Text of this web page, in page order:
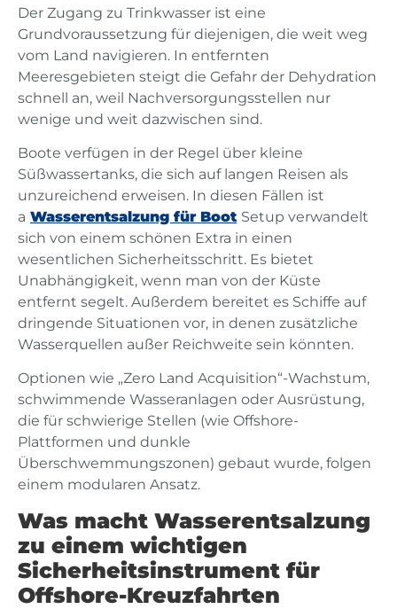
Der Zugang zu Trinkwasser ist eine
Grundvoraussetzung für diejenigen, die weit weg
vom Land navigieren. In entfernten
Meeresgebieten steigt die Gefahr der Dehydration
schnell an, weil Nachversorgungsstellen nur
wenige und weit dazwischen sind.
Boote verfügen in der Regel über kleine
Süßwassertanks, die sich auf langen Reisen als
unzureichend erweisen. In diesen Fällen ist
a Wasserentsalzung für Boot Setup verwandelt
sich von einem schönen Extra in einen
wesentlichen Sicherheitsschritt. Es bietet
Unabhängigkeit, wenn man von der Küste
entfernt segelt. Außerdem bereitet es Schiffe auf
dringende Situationen vor, in denen zusätzliche
Wasserquellen außer Reichweite sein könnten.
Optionen wie „Zero Land Acquisition“-Wachstum,
schwimmende Wasseranlagen oder Ausrüstung,
die für schwierige Stellen (wie Offshore-
Plattformen und dunkle
Überschwemmungszonen) gebaut wurde, folgen
einem modularen Ansatz.
Was macht Wasserentsalzung
zu einem wichtigen
Sicherheitsinstrument für
Offshore-Kreuzfahrten